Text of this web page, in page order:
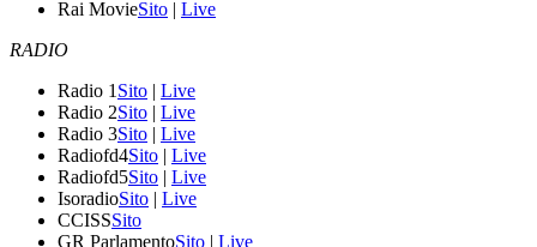
Rai MovieSito | Live
RADIO
Radio 1 Sito | Live
Radio 2Sito | Live
Radio 3Sito | Live
Radiofd4Sito | Live
Radiofd5Sito | Live
IsoradioSito | Live
CCISSSito
GR ParlamentoSito | Live